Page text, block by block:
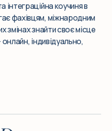
інтеграційна коучиня в
фахівцям, міжнародним
змінах знайти своє місце
індивідуально,